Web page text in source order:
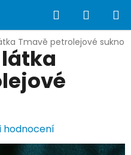
Hledat
KOŠÍK
Tmavě petrolejové sukno
látka
hodnocení